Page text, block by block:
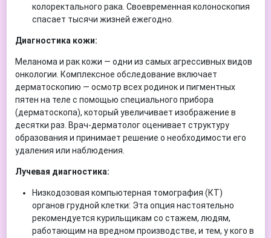
колоректального рака. Своевременная колоноскопия
спасает тысячи жизней ежегодно.
Диагностика кожи:
Меланома и рак кожи — одни из самых агрессивных видов
онкологии. Комплексное обследование включает
дерматоскопию — осмотр всех родинок и пигментных
пятен на теле с помощью специального прибора
(дерматоскопа), который увеличивает изображение в
десятки раз. Врач-дерматолог оценивает структуру
образования и принимает решение о необходимости его
удаления или наблюдения.
Лучевая диагностика:
Низкодозовая компьютерная томография (КТ)
органов грудной клетки: Эта опция настоятельно
рекомендуется курильщикам со стажем, людям,
работающим на вредном производстве, и тем, у кого в